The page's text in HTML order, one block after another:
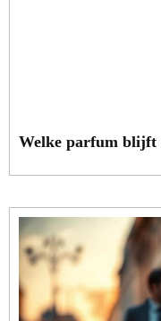
Welke parfum blijft